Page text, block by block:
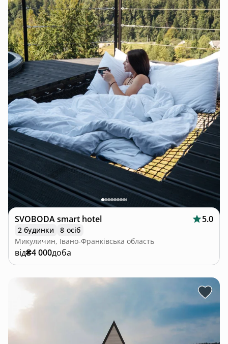
SVOBODA smart hotel 5.0
2 будинки
8 осіб
Микуличин, Івано-Франківська область
від₴4 000доба